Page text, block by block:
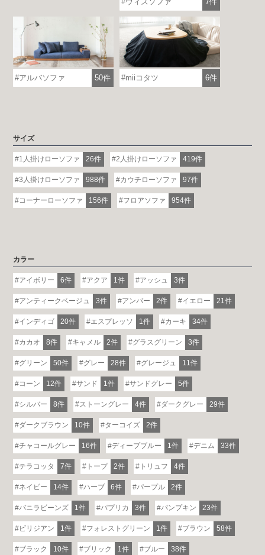
アルバソファ 50件 miiコタツ 6件
サイズ
1人掛けローソファ 26件 2人掛けローソファ 419件
3人掛けローソファ 988件 カウチローソファ 97件
コーナーローソファ 156件 フロアソファ 954件
カラー
アイボリー 6件 アクア 1件 アッシュ 3件
アンティークベージュ 3件 アンバー 2件 イエロー 21件
インディゴ 20件 エスプレッソ 1件 カーキ 34件
カカオ 8件 キャメル 2件 グラスグリーン 3件
グリーン 50件 グレー 28件 グレージュ 11件
コーン 12件 サンド 1件 サンドグレー 5件
シルバー 8件 ストーングレー 4件 ダークグレー 29件
ダークブラウン 10件 ターコイズ 2件
チャコールグレー 16件 ディープブルー 1件 デニム 33件
テラコッタ 7件 トープ 2件 トリュフ 4件
ネイビー 14件 ハーブ 6件 パープル 2件
バニラビーンズ 1件 パプリカ 3件 パンプキン 23件
ビリジアン 1件 フォレストグリーン 1件 ブラウン 58件
ブラック 10件 ブリック 1件 ブルー 38件